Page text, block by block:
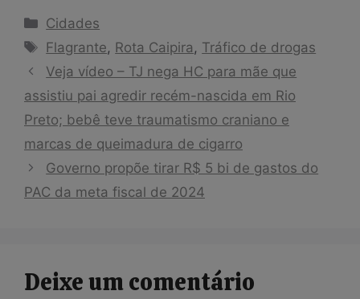
Categorias
Cidades
Tags
Flagrante, Rota Caipira , Tráfico de drogas
Veja vídeo – TJ nega HC para mãe que
assistiu pai agredir recém-nascida em Rio
Preto; bebê teve traumatismo craniano e
marcas de queimadura de cigarro
Governo propõe tirar R$ 5 bi de gastos do
PAC da meta fiscal de 2024
Deixe um comentário